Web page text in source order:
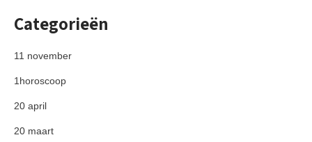
Categorieën
11 november
1horoscoop
20 april
20 maart